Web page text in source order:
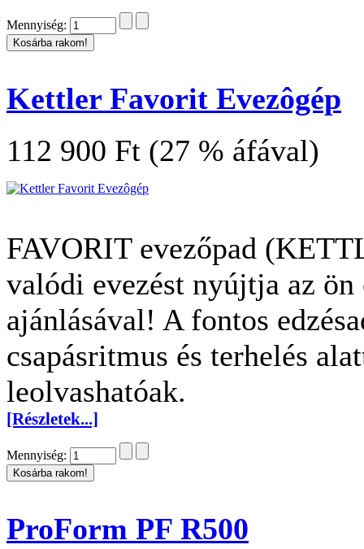
Mennyiség:
Kettler Favorit Evezôgép
112 900 Ft (27 % áfával)
FAVORIT evezőpad
valódi evezést nyújtja az
ajánlásával! A fontos
csapásritmus és terhelés
leolvashatóak.
[Részletek...]
Mennyiség:
ProForm PF R500